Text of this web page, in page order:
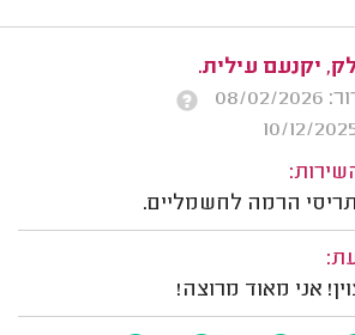
יקנעם עילית.
2026
הרמה לחשמליים.
אני מאוד מרוצה!